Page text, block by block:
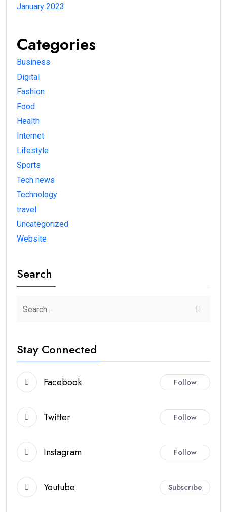
January 2023
Categories
Business
Digital
Fashion
Food
Health
Internet
Lifestyle
Sports
Tech news
Technology
travel
Uncategorized
Website
Search
Stay Connected
Facebook Follow
Twitter Follow
Instagram Follow
Youtube Subscribe